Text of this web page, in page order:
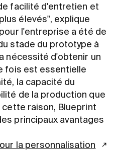
facilité d'entretien et
élevés", explique
l'entreprise a été de
stade du prototype à
nécessité d'obtenir un
fois est essentielle
la capacité du
de la production que
cette raison, Blueprint
principaux avantages
la personnalisation